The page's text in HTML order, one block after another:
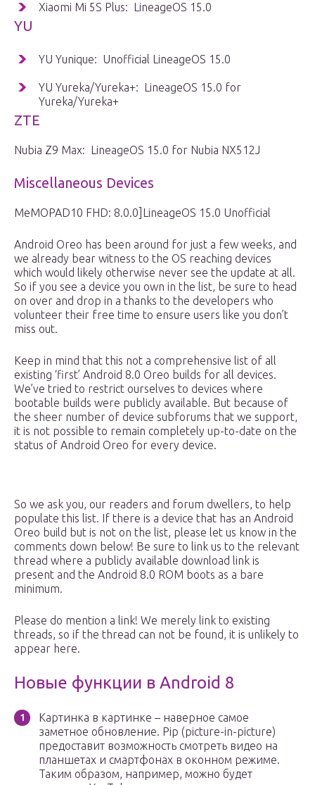
Xiaomi Mi 5S Plus: LineageOS 15.0
YU
YU Yunique: Unofficial LineageOS 15.0
YU Yureka/Yureka+: LineageOS 15.0 for
Yureka/Yureka+
ZTE
Nubia Z9 Max: LineageOS 15.0 for Nubia NX512J
Miscellaneous Devices
MeMOPAD10 FHD: 8.0.0]LineageOS 15.0 Unofficial
Android Oreo has been around for just a few weeks, and
we already bear witness to the OS reaching devices
which would likely otherwise never see the update at all.
So if you see a device you own in the list, be sure to head
on over and drop in a thanks to the developers who
volunteer their free time to ensure users like you don’t
miss out.
Keep in mind that this not a comprehensive list of all
existing ‘first’ Android 8.0 Oreo builds for all devices.
We’ve tried to restrict ourselves to devices where
bootable builds were publicly available. But because of
the sheer number of device subforums that we support,
it is not possible to remain completely up-to-date on the
status of Android Oreo for every device.
So we ask you, our readers and forum dwellers, to help
populate this list. If there is a device that has an Android
Oreo build but is not on the list, please let us know in the
comments down below! Be sure to link us to the relevant
thread where a publicly available download link is
present and the Android 8.0 ROM boots as a bare
minimum.
Please do mention a link! We merely link to existing
threads, so if the thread can not be found, it is unlikely to
appear here.
Новые функции в Android 8
Картинка в картинке – наверное самое
заметное обновление. Pip (picture-in-picture)
предоставит возможность смотреть видео на
планшетах и смартфонах в оконном режиме.
Таким образом, например, можно будет